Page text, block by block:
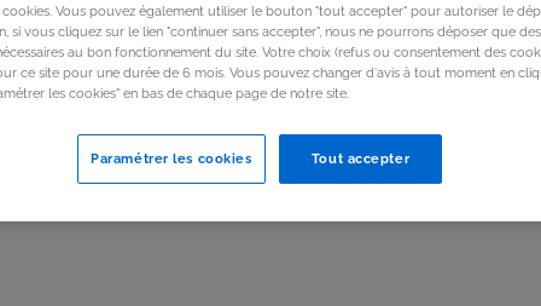
cookies. Vous pouvez également utiliser le bouton "tout accepter" pour autoriser le
si vous cliquez sur le lien "continuer sans accepter", nous ne pourrons déposer que
au bon fonctionnement du site. Votre choix (refus ou consentement des
ce site pour une durée de 6 mois. Vous pouvez changer d'avis à tout moment en
les cookies" en bas de chaque page de notre site.
Tout accepter
Paramétrer les cookies